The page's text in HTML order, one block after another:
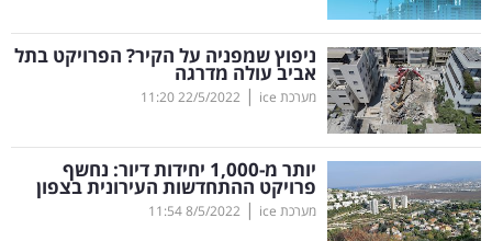
שיווק
ופרסום
משפט
מדדים
ומחקרים
ניפוץ שמפניה על הקיר? הפרויקט בתל
אביב עולה מדרגה
מערכת ice |
22/5/2022
11:20
יותר מ-1,000 יחידות דיור: נחשף
פרויקט ההתחדשות העירונית בצפון
מערכת ice |
8/5/2022
11:54